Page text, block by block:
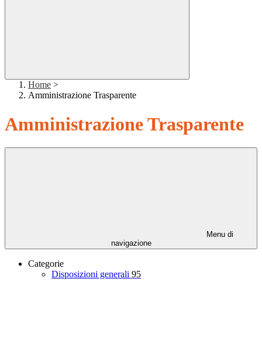
Home >
Amministrazione Trasparente
Amministrazione Trasparente
Menu di
navigazione
Categorie
Disposizioni generali 95